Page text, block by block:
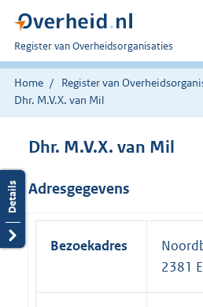
U
bent
nu
hier:
Register van Overheidsorganisaties
Home Register van
Dhr. M.V.X. van Mil
Dhr. M.V.X. van Mil
Adresgegevens
Bezoekadres
2381